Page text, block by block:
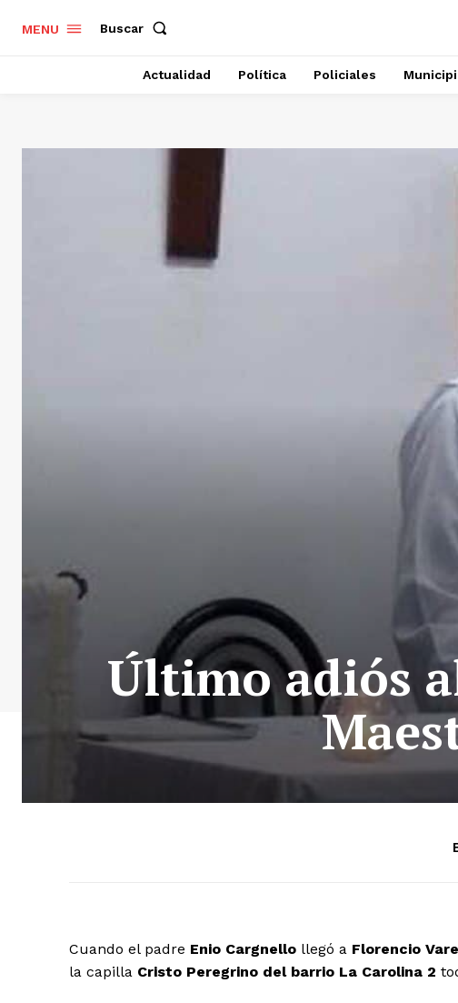
MENU Buscar
Actualidad Política Policiales
Último adiós
Cuando el padre Enio Cargnello llegó a Florencio
la capilla Cristo Peregrino del barrio La Carolina 2